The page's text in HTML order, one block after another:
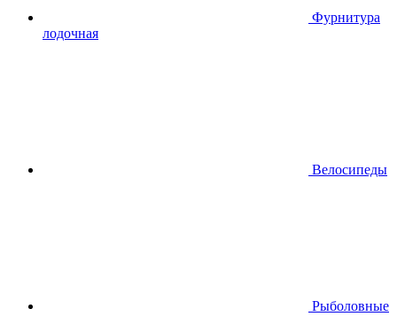
Фурнитура
лодочная
Велосипеды
Рыболовные